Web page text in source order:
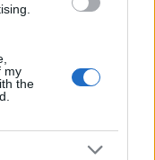
my
the
sembra voler
preservare ciò
di storia
che viene
via le